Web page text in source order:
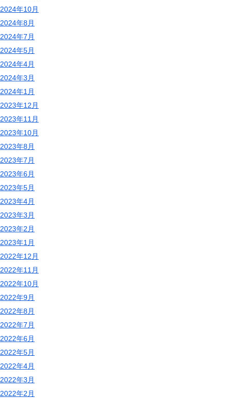
2024年10月
2024年8月
2024年7月
2024年5月
2024年4月
2024年3月
2024年1月
2023年12月
2023年11月
2023年10月
2023年8月
2023年7月
2023年6月
2023年5月
2023年4月
2023年3月
2023年2月
2023年1月
2022年12月
2022年11月
2022年10月
2022年9月
2022年8月
2022年7月
2022年6月
2022年5月
2022年4月
2022年3月
2022年2月